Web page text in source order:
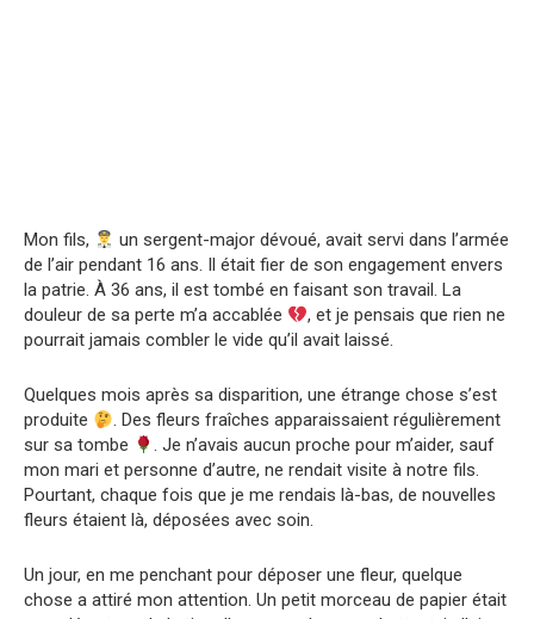
Mon fils,
un sergent-major dévoué, avait servi dans l’armée
de l’air pendant 16 ans. Il était fier de son engagement envers
la patrie. À 36 ans, il est tombé en faisant son travail. La
douleur de sa perte m’a accablée
, et je pensais que rien ne
pourrait jamais combler le vide qu’il avait laissé.
Quelques mois après sa disparition, une étrange chose s’est
produite
. Des fleurs fraîches apparaissaient régulièrement
sur sa tombe
. Je n’avais aucun proche pour m’aider, sauf
mon mari et personne d’autre, ne rendait visite à notre fils.
Pourtant, chaque fois que je me rendais là-bas, de nouvelles
fleurs étaient là, déposées avec soin.
Un jour, en me penchant pour déposer une fleur, quelque
chose a attiré mon attention. Un petit morceau de papier était